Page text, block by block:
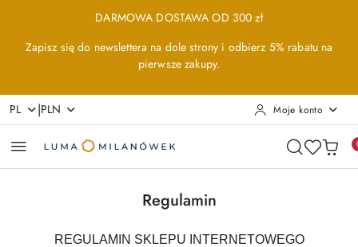
Przejdź do treści głównej
Przejdź do wyszukiwarki
Przejdź do moje konto
Przejdź do menu głównego
Przejdź do stopkiDARMOWA DOSTAWA OD 300 zł
Zapisz się do newslettera na dole strony i odbierz 5% rabatu na
pierwsze zakupy.
PL |PLN Moje konto
Regulamin
REGULAMIN SKLEPU INTERNETOWEGO